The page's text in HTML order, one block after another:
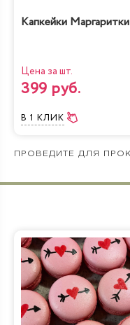
Капкейки Маргаритки
Цена за шт.
399 руб.
В 1 КЛИК